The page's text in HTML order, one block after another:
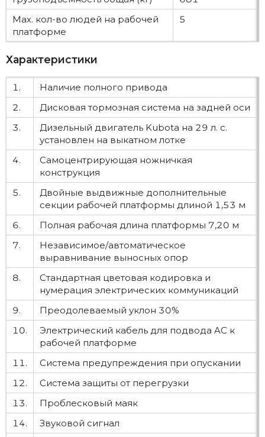
Мах. кол-во людей на рабочей
платформе
5
Характеристики
1.
Наличие полного привода
2.
Дисковая тормозная система на задней оси
3.
Дизельный двигатель Kubota на 29 л. с.
установлен на выкатном лотке
4.
Самоцентрирующая ножничкая
конструкция
5.
Двойные выдвижные дополнительные
секции рабочей платформы длиной 1,53 м
6.
Полная рабочая длина платформы 7,20 м
7.
Независимое/автоматическое
выравнивание выносных опор
8.
Стандартная цветовая кодировка и
нумерация электрических коммуникаций
9.
Преодолеваемый уклон 30%
10.
Электрический кабель для подвода AC к
рабочей платформе
11.
Система предупреждения при опускании
12.
Система защиты от перегрузки
13.
Проблесковый маяк
14.
Звуковой сигнал